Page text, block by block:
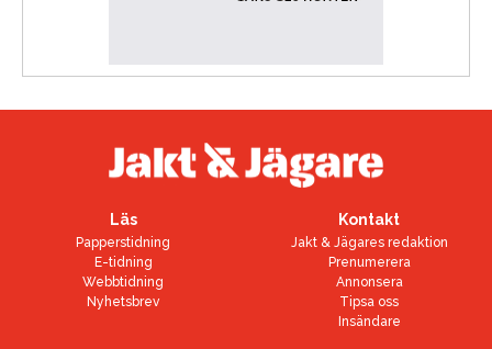
Läs
Papperstidning
E-tidning
Webbtidning
Nyhetsbrev
Kontakt
Jakt & Jägares redaktion
Prenumerera
Annonsera
Tipsa oss
Insändare